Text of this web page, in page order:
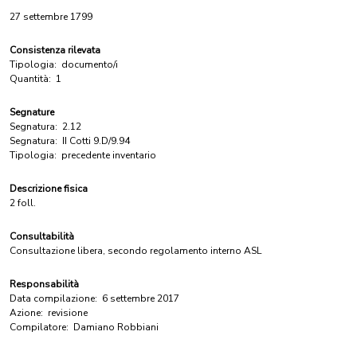
27 settembre 1799
Consistenza rilevata
Tipologia: documento/i
Quantità: 1
Segnature
Segnatura: 2.12
Segnatura: II Cotti 9.D/9.94
Tipologia: precedente inventario
Descrizione fisica
2 foll.
Consultabilità
Consultazione libera, secondo regolamento interno ASL
Responsabilità
Data compilazione: 6 settembre 2017
Azione: revisione
Compilatore: Damiano Robbiani